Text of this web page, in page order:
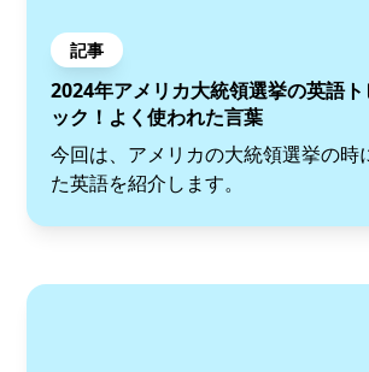
記事
2024年アメリカ大統領選挙の英語
ック！よく使われた言葉
今回は、アメリカの大統領選挙の時
た英語を紹介します。